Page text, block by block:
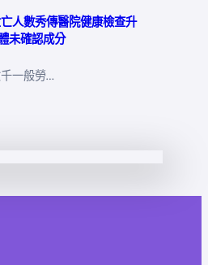
人數秀傳醫院健康檢查升
未確認成分
一般勞…